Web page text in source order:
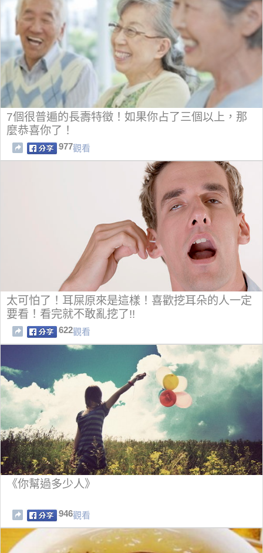
7個很普遍的長壽特徵！如果你占了三個以上，那
麼恭喜你了！
977觀看
太可怕了！耳屎原來是這樣！喜歡挖耳朵的人一定
要看！看完就不敢亂挖了!!
622觀看
《你幫過多少人》
946觀看